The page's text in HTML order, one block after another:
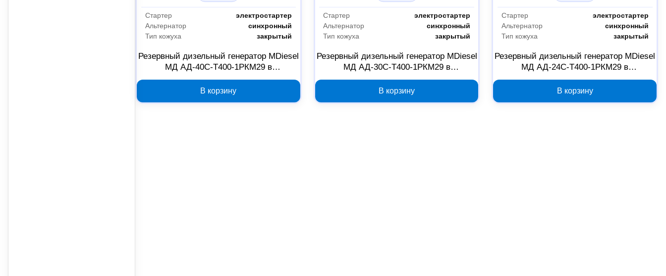
Стартер
электростартер
Альтернатор
синхронный
Тип кожуха
закрытый
Резервный дизельный генератор MDiesel
МД АД-40С-Т400-1РКМ29 в
шумозащитном кожухе 040067
В корзину
Стартер
электростартер
Альтернатор
синхронный
Тип кожуха
закрытый
Резервный дизельный генератор MDiesel
МД АД-30С-Т400-1РКМ29 в
шумозащитном кожухе 040310
В корзину
Стартер
электростартер
Альтернатор
синхронный
Тип кожуха
закрытый
Резервный дизельный генератор MDiesel
МД АД-24С-Т400-1РКМ29 в
шумозащитном кожухе 040424
В корзину